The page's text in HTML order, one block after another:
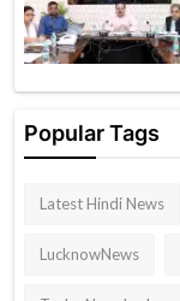
Popular Tags
Latest Hindi News
LucknowNews